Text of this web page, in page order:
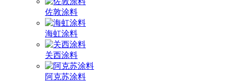
佐敦涂料
海虹涂料
关西涂料
阿克苏涂料